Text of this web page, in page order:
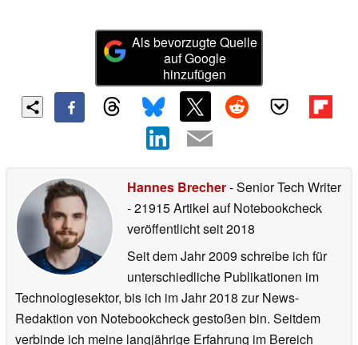
Als bevorzugte Quelle
auf Google
hinzufügen
Hannes Brecher- Senior Tech Writer
- 21915 Artikel auf Notebookcheck
veröffentlichtseit 2018
Seit dem Jahr 2009 schreibe ich für
unterschiedliche Publikationen im
Technologiesektor, bis ich im Jahr 2018 zur News-
Redaktion von Notebookcheck gestoßen bin. Seitdem
verbinde ich meine langjährige Erfahrung im Bereich